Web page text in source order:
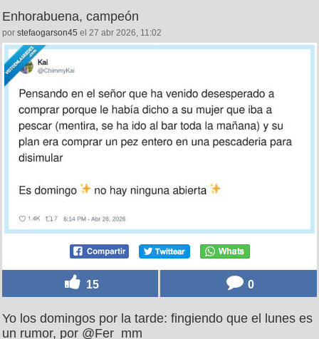
Enhorabuena, campeón
por stefaogarson45 el 27 abr 2026, 11:02
15 0
Yo los domingos por la tarde: fingiendo que el lunes es
un rumor, por @Fer_mm_